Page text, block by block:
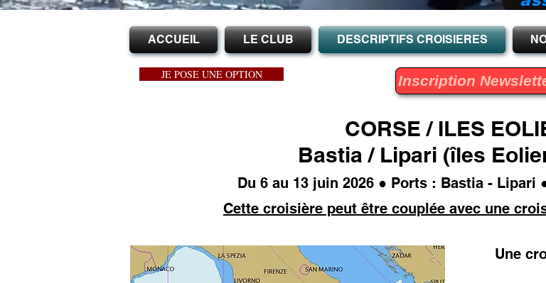
ACCUEIL LE CLUB DESCRIPTIFS CROISIERES
JE POSE UNE OPTION Inscription
CORSE / ILES
Bastia / Lipari (îles
Du 6 au 13 juin 2026 ● Ports : Bastia - Lipari
Cette croisière peut être couplée avec une
Une